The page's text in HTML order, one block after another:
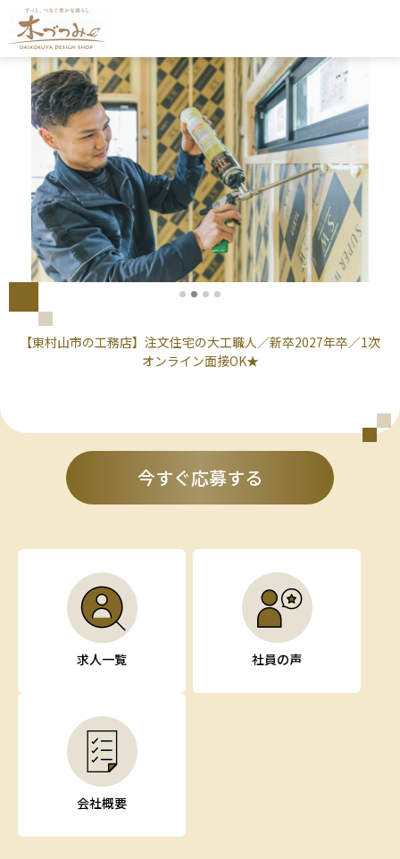
【東村山市の工務店】注文住宅の大工職人／新卒2027年卒／1次
オンライン面接OK★
今すぐ応募する
求人一覧 社員の声
会社概要